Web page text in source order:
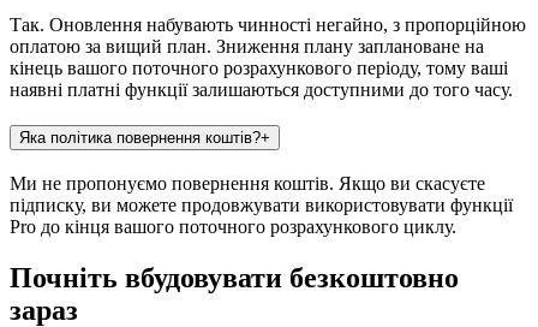
Так. Оновлення набувають чинності негайно, з пропорційною
оплатою за вищий план. Зниження плану заплановане на
кінець вашого поточного розрахункового періоду, тому ваші
наявні платні функції залишаються доступними до того часу.
Яка політика повернення коштів?+
Ми не пропонуємо повернення коштів. Якщо ви скасуєте
підписку, ви можете продовжувати використовувати функції
Pro до кінця вашого поточного розрахункового циклу.
Почніть вбудовувати безкоштовно
зараз